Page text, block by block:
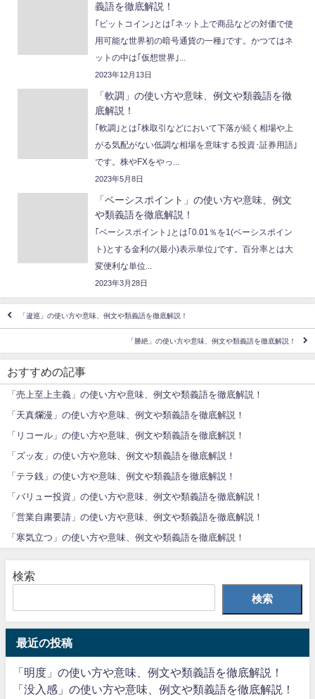
義語を徹底解説！
｢ビットコイン｣とは｢ネット上で商品などの対価で使
用可能な世界初の暗号通貨の一種｣です。かつてはネ
ットの中は｢仮想世界｣...
2023年12月13日
「軟調」の使い方や意味、例文や類義語を徹
底解説！
｢軟調｣とは｢株取引などにおいて下落が続く相場や上
がる気配がない低調な相場を意味する投資･証券用語｣
です。株やFXをやっ...
2023年5月8日
「ベーシスポイント」の使い方や意味、例文
や類義語を徹底解説！
｢ベーシスポイント｣とは｢0.01％を1(ベーシスポイン
ト)とする金利の(最小)表示単位｣です。百分率とは大
変便利な単位...
2023年3月28日
「逡巡」の使い方や意味、例文や類義語を徹底解説！
「勝絶」の使い方や意味、例文や類義語を徹底解説！
おすすめの記事
「売上至上主義」の使い方や意味、例文や類義語を徹底解説！
「天真爛漫」の使い方や意味、例文や類義語を徹底解説！
「リコール」の使い方や意味、例文や類義語を徹底解説！
「ズッ友」の使い方や意味、例文や類義語を徹底解説！
「テラ銭」の使い方や意味、例文や類義語を徹底解説！
「バリュー投資」の使い方や意味、例文や類義語を徹底解説！
「営業自粛要請」の使い方や意味、例文や類義語を徹底解説！
「寒気立つ」の使い方や意味、例文や類義語を徹底解説！
検索
検索
最近の投稿
「明度」の使い方や意味、例文や類義語を徹底解説！
「没入感」の使い方や意味、例文や類義語を徹底解説！